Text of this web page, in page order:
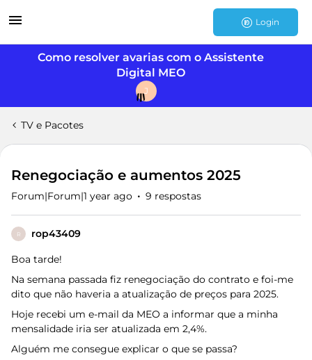
Login
Como resolver avarias com o Assistente
Digital MEO
J
TV e Pacotes
Renegociação e aumentos 2025
Forum|Forum|1 year ago 9 respostas
R rop43409
Boa tarde!
Na semana passada fiz renegociação do contrato e foi-me
dito que não haveria a atualização de preços para 2025.
Hoje recebi um e-mail da MEO a informar que a minha
mensalidade iria ser atualizada em 2,4%.
Alguém me consegue explicar o que se passa?